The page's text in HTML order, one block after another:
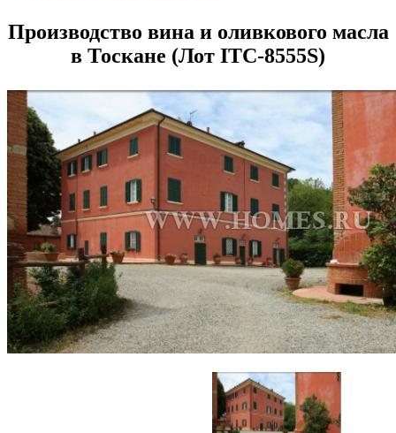
Производство вина и оливкового масла
в Тоскане (Лот ITС-8555S)